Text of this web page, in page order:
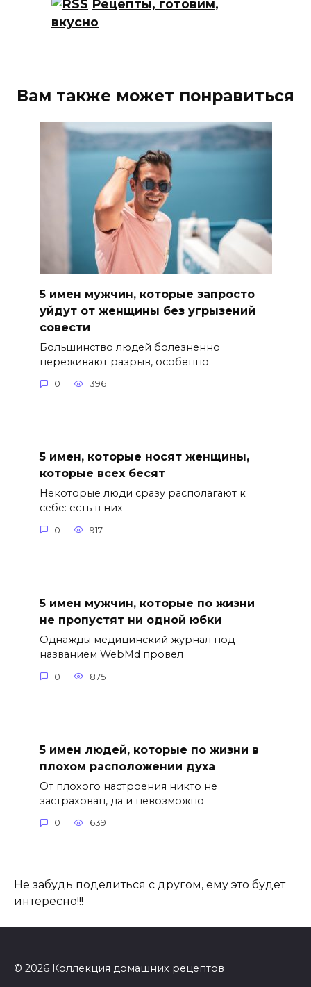
Рецепты, готовим,
вкусно
Вам также может понравиться
5 имен мужчин, которые запросто
уйдут от женщины без угрызений
совести
Большинство людей болезненно
переживают разрыв, особенно
0 396
5 имен, которые носят женщины,
которые всех бесят
Некоторые люди сразу располагают к
себе: есть в них
0 917
5 имен мужчин, которые по жизни
не пропустят ни одной юбки
Однажды медицинский журнал под
названием WebMd провел
0 875
5 имен людей, которые по жизни в
плохом расположении духа
От плохого настроения никто не
застрахован, да и невозможно
0 639
Не забудь поделиться с другом, ему это будет
интересно!!!
© 2026 Коллекция домашних рецептов